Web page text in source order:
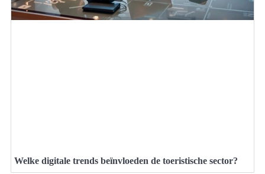
Welke digitale trends beïnvloeden de toeristische sector?